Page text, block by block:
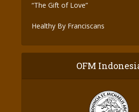
“The Gift of Love”
Healthy By Franciscans
OFM